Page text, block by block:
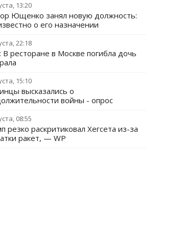
13:20
Ющенко занял новую должность:
о его назначении
22:18
ресторане в Москве погибла дочь
15:10
высказались о
войны - опрос
08:55
резко раскритиковал Хегсета из-за
ракет, — WP